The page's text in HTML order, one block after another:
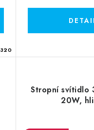
Stropní svítidlo
20W,